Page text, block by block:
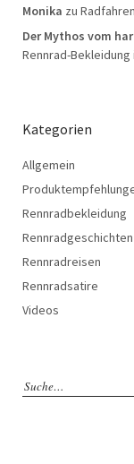
Monika zu
Der Mythos vom
Rennrad-Bekleidung
Kategorien
Allgemein
Rennradbekleidung
Rennradgeschichten
Rennradreisen
Rennradsatire
Videos